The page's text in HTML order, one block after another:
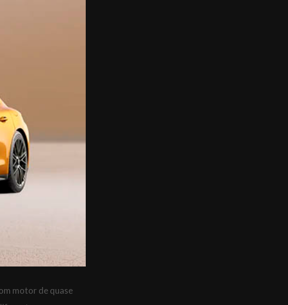
motor de quase